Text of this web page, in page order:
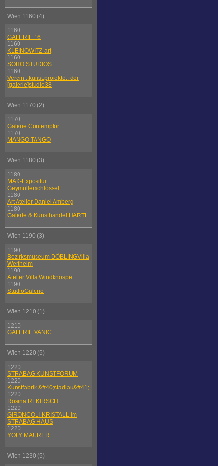
Wien 1160 (4)
1160
GALERIE 16
1160
KLEINOWITZ-art
1160
SOHO STUDIOS
1160
Verein ::kunst.projekte:: der
[galerie]studio38
Wien 1170 (2)
1170
Galerie Contemplor
1170
MANGO TANGO
Wien 1180 (3)
1180
MAK-Expositur
Geymüllerschlössel
1180
Art Atelier Daniel Amberg
1180
Galerie & Kunsthandel HARTL
Wien 1190 (3)
1190
Bezirksmuseum DÖBLINGVilla
Wertheim
1190
Atelier Villa Windknospe
1190
StudioGalerie
Wien 1210 (1)
1210
GALERIE VANIC
Wien 1220 (5)
1220
STRABAG KUNSTFORUM
1220
Kunstfabrik &#40;stadlau&#41;
1220
Rosina REKIRSCH
1220
GIRONCOLI-KRISTALL im
STRABAG HAUS
1220
YOLY MAURER
Wien 1230 (5)